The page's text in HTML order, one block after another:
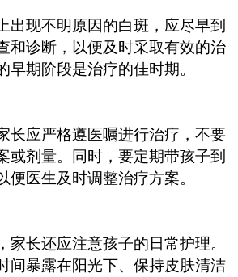
出现不明原因的白斑，应尽早到
和诊断，以便及时采取有效的治
早期阶段是治疗的佳时期。
长应严格遵医嘱进行治疗，不要
或剂量。同时，要定期带孩子到
便医生及时调整治疗方案。
家长还应注意孩子的日常护理。
间暴露在阳光下、保持皮肤清洁